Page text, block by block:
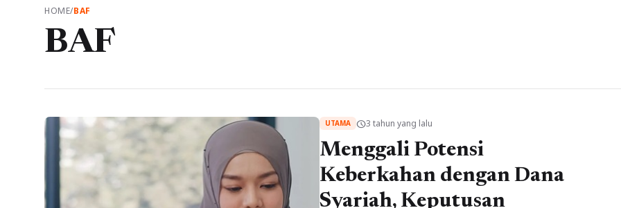
HOME/BAF
BAF
UTAMA schedule3 tahun yang lalu
Menggali Potensi
Keberkahan dengan Dana
Syariah, Keputusan